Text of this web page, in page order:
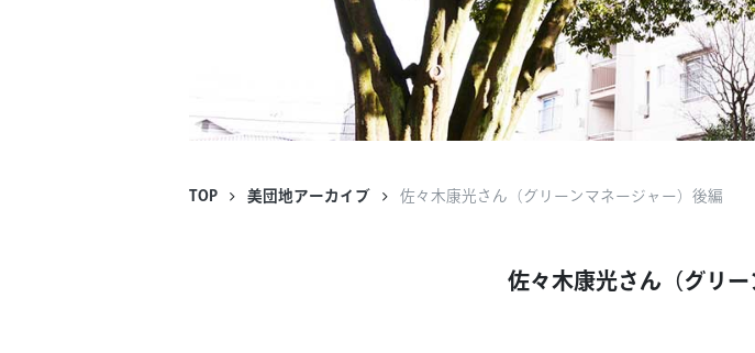
TOP 美団地アーカイブ 佐々木康光さん（グリーンマネージャー）後編
佐々木康光さん（グリ